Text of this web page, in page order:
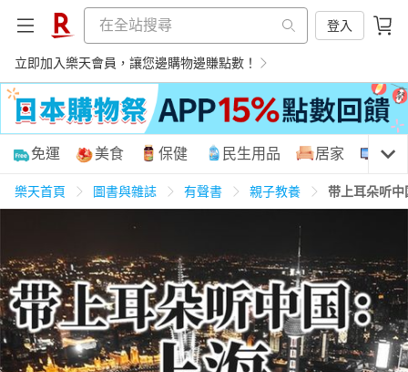
登入
立即加入樂天會員，讓您邊購物邊賺點數！
購物網分類
居家生活 3C家電 運動休閒 親子玩具
免運 美食 保健 民生用品 居家 3C
樂天首頁 圖書與雜誌 有聲書 親子教養 带上耳朵听